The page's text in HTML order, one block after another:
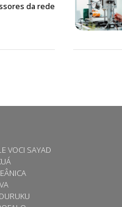
da rede
VOCI SAYAD